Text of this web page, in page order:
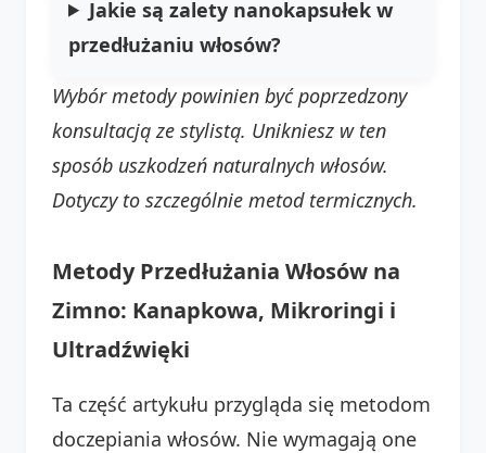
Jakie są zalety nanokapsułek w
przedłużaniu włosów?
Wybór metody powinien być poprzedzony
konsultacją ze stylistą. Unikniesz w ten
sposób uszkodzeń naturalnych włosów.
Dotyczy to szczególnie metod termicznych.
Metody Przedłużania Włosów na
Zimno: Kanapkowa, Mikroringi i
Ultradźwięki
Ta część artykułu przygląda się metodom
doczepiania włosów. Nie wymagają one